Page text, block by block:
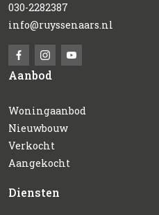
030-2282387
info@ruyssenaars.nl
Aanbod
Woningaanbod
Nieuwbouw
Verkocht
Aangekocht
Diensten